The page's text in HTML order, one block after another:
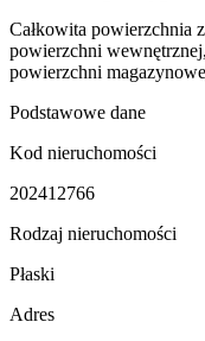
Całkowita powierzchnia
powierzchni
powierzchni
Podstawowe dane
Kod nieruchomości
202412766
Rodzaj nieruchomości
Płaski
Adres